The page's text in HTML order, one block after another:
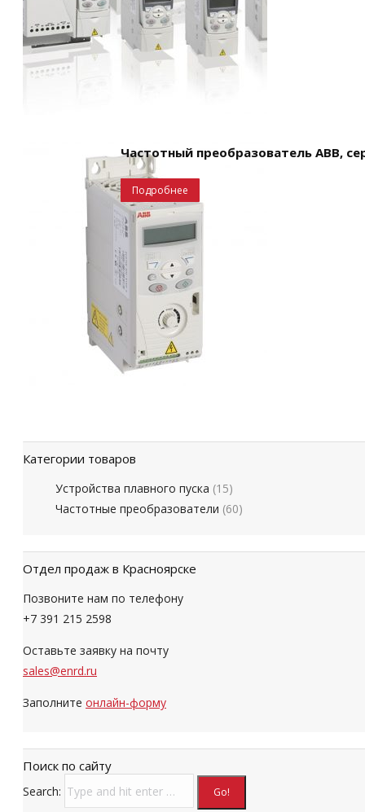
Частотный преобразователь ABB,
Подробнее
Категории товаров
Устройства плавного пуска (15)
Частотные преобразователи (60)
Отдел продаж в Красноярске
Позвоните нам по телефону
+7 391 215 2598
Оставьте заявку на почту
sales@enrd.ru
Заполните онлайн-форму
Поиск по сайту
Search: